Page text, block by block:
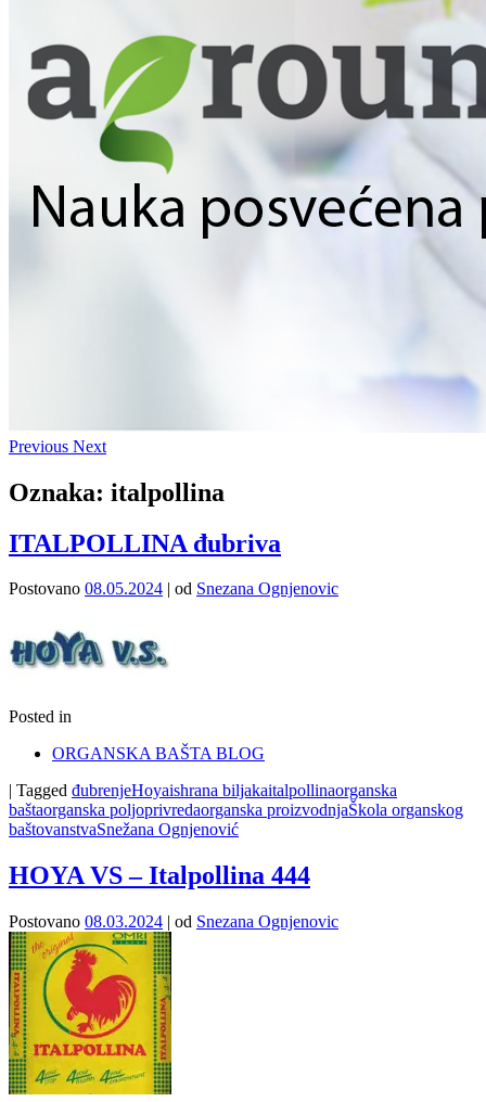
Previous Next
Oznaka: italpollina
ITALPOLLINA đubriva
Postovano 08.05.2024 | od Snezana Ognjenovic
Posted in
ORGANSKA BAŠTA BLOG
| Tagged đubrenjeHoyaishrana biljakaitalpollinaorganska
baštaorganska poljoprivredaorganska proizvodnjaŠkola organskog
baštovanstvaSnežana Ognjenović
HOYA VS – Italpollina 444
Postovano 08.03.2024 | od Snezana Ognjenovic